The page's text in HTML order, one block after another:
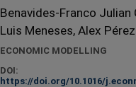
Benavides-Franco Julian
Luis Meneses, Alex Pérez
ECONOMIC MODELLING
DOI:
https://doi.org/10.1016/